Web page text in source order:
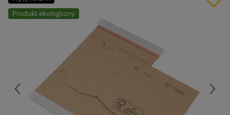
Produkt ekologiczny
Poprzedni